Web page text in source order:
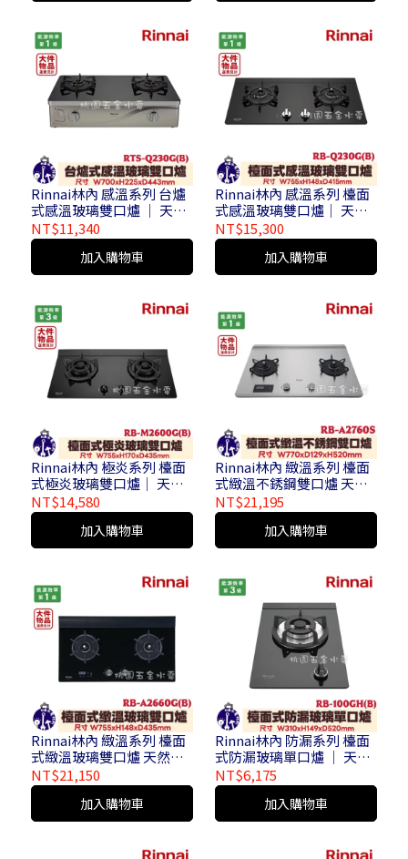
Rinnai林內 感溫系列 台爐
式感溫玻璃雙口爐 │ 天然
氣 / 液化氣 RTS-Q230G ( B
) ( 大件物品運費另計 / 不
NT$11,340
加入購物車
Rinnai林內 感溫系列 檯面
式感溫玻璃雙口爐│ 天然
氣 / 液化氣 RB-Q230G ( B )
( 大件物品運費另計 / 不含
NT$15,300
加入購物車
Rinnai林內 極炎系列 檯面
式極炎玻璃雙口爐│ 天然
氣 / 液化氣 RB-M2600G ( B
) ( 大件物品運費另計 / 不
NT$14,580
加入購物車
Rinnai林內 緻溫系列 檯面
式緻溫不銹鋼雙口爐 天然
氣 / 液化氣 RB-A2760S (
大件物品運費另計 / 不含安
NT$21,195
加入購物車
Rinnai林內 緻溫系列 檯面
式緻溫玻璃雙口爐 天然氣 /
液化氣 RB-A2660G ( B ) (
大件物品運費另計 / 不含安
NT$21,150
加入購物車
Rinnai林內 防漏系列 檯面
式防漏玻璃單口爐 │ 天然
氣 / 液化氣 RB-100GH ( B )
( 不含安裝 )
NT$6,175
加入購物車